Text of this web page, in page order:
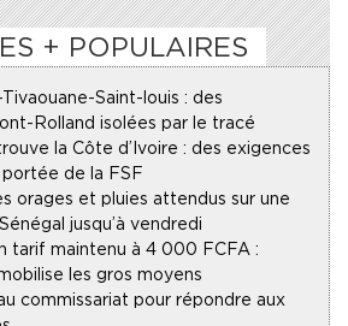
+ POPULAIRES
Saint-louis : des
Rolland isolées par le tracé
la Côte d’Ivoire : des exigences
portée de la FSF
orages et pluies attendus sur une
jusqu’à vendredi
tarif maintenu à 4 000 FCFA :
les gros moyens
commissariat pour répondre aux